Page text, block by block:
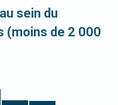
sein du
(moins de 2 000